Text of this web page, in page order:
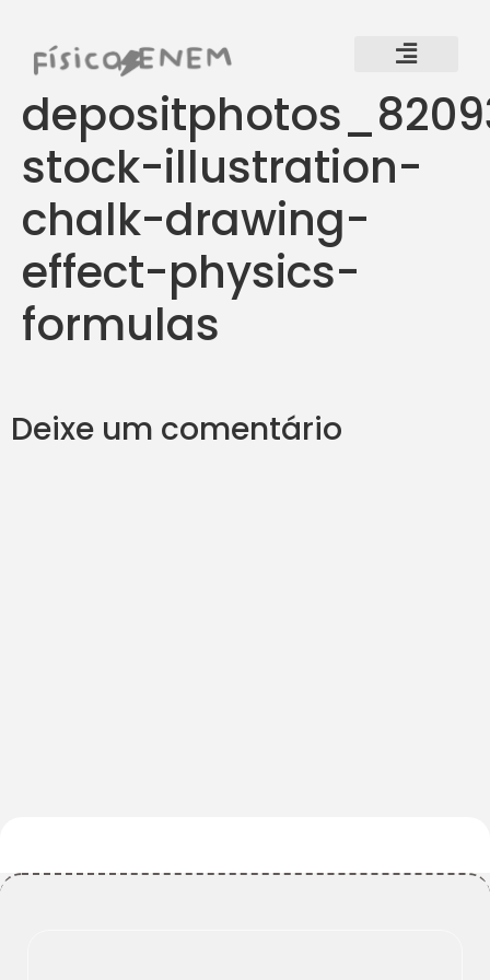
stock-illustration-
chalk-drawing-
effect-physics-
formulas
Deixe um comentário